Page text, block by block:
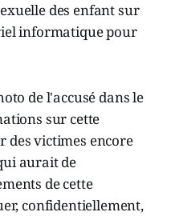
des enfant sur
informatique pour
de l'accusé dans le
sur cette
des victimes encore
aurait de
de cette
confidentiellement,